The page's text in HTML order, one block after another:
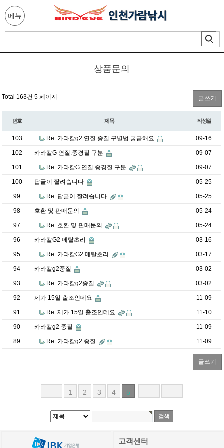
메뉴
상품문의
Total 163건 5 페이지 글쓰기
번호 제목 작성일
103 Re: 카라칼g2 연질 중질 구별법 궁금해요 09-16
102 카라칼G 연질.중경질 구분 09-07
101 Re: 카라칼G 연질.중경질 구분 09-07
100 답글이 짤려습니다 05-25
99 Re: 답글이 짤려습니다 05-25
98 호환 및 판매문의 05-24
97 Re: 호환 및 판매문의 05-24
96 카라칼G2 메탈초리 03-16
95 Re: 카라칼G2 메탈초리 03-17
94 카라칼g2중질 03-02
93 Re: 카라칼g2중질 03-02
92 제가 15일 출조인데요 11-09
91 Re: 제가 15일 출조인데요 11-10
90 카라칼g2 중질 11-09
89 Re: 카라칼g2 중질 11-09
글쓰기
1 2 3 4 5
고객센터